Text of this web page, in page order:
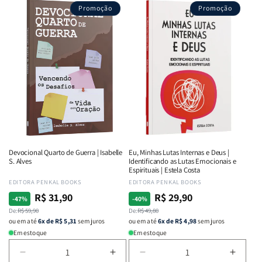
Promoção
Devocional Quarto de Guerra | Isabelle
S. Alves
Fornecedor:
EDITORA PENKAL BOOKS
-47%
Preço
normal
De:R$ 59,90
Preço
promocional
R$ 31,90
ou em até6x de R$ 5,31 sem juros
Em estoque
Aumentar
Promoção
Eu, Minhas Lutas Internas e Deus |
Identificando as Lutas Emocionais e
Espirituais | Estela Costa
Fornecedor:
EDITORA PENKAL BOOKS
-40%
Preço
normal
De:R$ 49,80
Preço
promocional
R$ 29,90
ou em até6x de R$ 4,98sem juros
Em estoque